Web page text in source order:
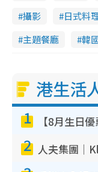
攝影
日式料
主題餐廳
韓
港生活
1
2